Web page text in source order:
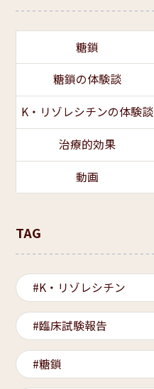
糖鎖
糖鎖の体験談
K・リゾレシチンの体験談
治療的効果
動画
TAG
K・リゾレシチン
臨床試験報告
糖鎖